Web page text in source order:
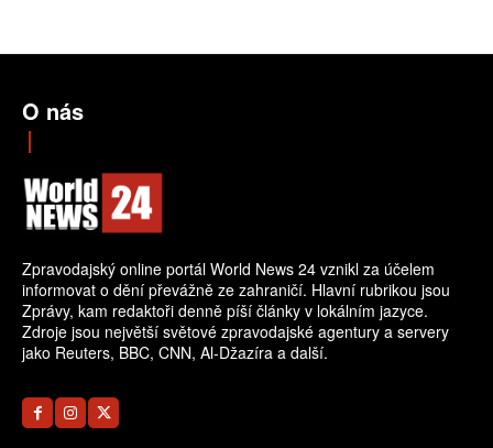
O nás
Zpravodajský online portál World News 24 vznikl za účelem
informovat o dění převážně ze zahraničí. Hlavní rubrikou jsou
Zprávy, kam redaktoři denně píší články v lokálním jazyce.
Zdroje jsou největší světové zpravodajské agentury a servery
jako Reuters, BBC, CNN, Al-Džazíra a další.